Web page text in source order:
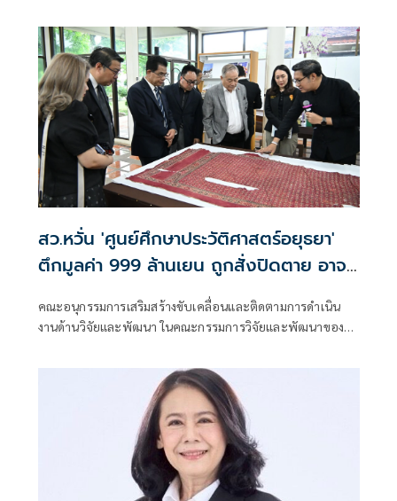
สว.หวั่น 'ศูนย์ศึกษาประวัติศาสตร์อยุธยา'
ตึกมูลค่า 999 ล้านเยน ถูกสั่งปิดตาย อาจ
คณะอนุกรรมการเสริมสร้างขับเคลื่อนและติดตามการดำเนิน
งานด้านวิจัยและพัฒนา ในคณะกรรมการวิจัยและพัฒนาของ